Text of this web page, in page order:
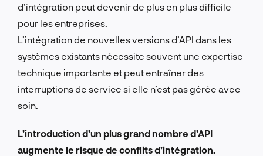
d’intégration peut devenir de plus en plus difficile
pour les entreprises.
L’intégration de nouvelles versions d’API dans les
systèmes existants nécessite souvent une expertise
technique importante et peut entraîner des
interruptions de service si elle n’est pas gérée avec
soin.
L’introduction d’un plus grand nombre d’API
augmente le risque de conflits d’intégration.